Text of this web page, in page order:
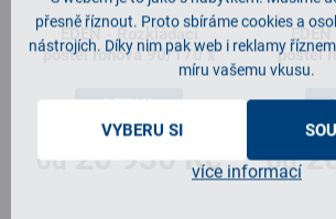
přesně říznout. Proto sbíráme cookies a
nástrojích. Díky nim pak web i reklamy
míru vašemu vkusu.
VYBERU SI
více informací
SENTA
77cm
89cm
20cm
EDEN - Rozkládací
postel rohová 90/170 x
200 - s výklopem
od20 930 Kč
DETAIL
postel
200 -
od